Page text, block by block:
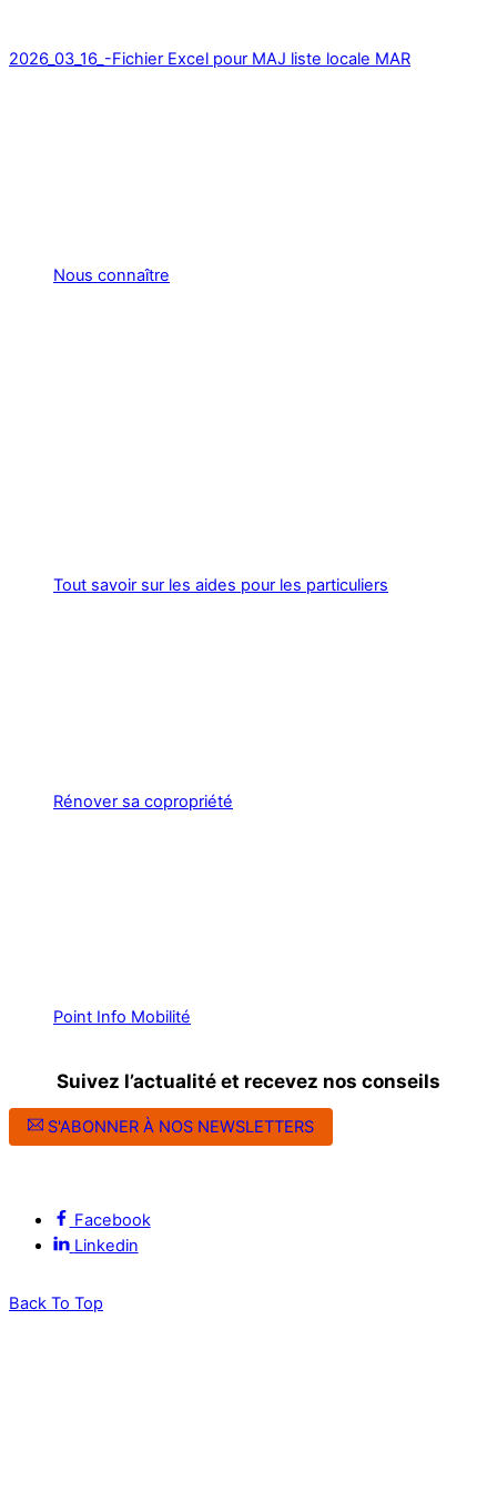
2026_03_16_-Fichier Excel pour MAJ liste locale MAR
Nous connaître
Tout savoir sur les aides pour les particuliers
Rénover sa copropriété
Point Info Mobilité
Suivez l’actualité et recevez nos conseils
S'ABONNER À NOS NEWSLETTERS
Facebook
Linkedin
Back To Top